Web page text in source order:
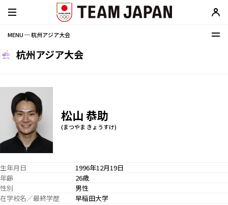
MENU ─ 杭州アジア大会
杭州アジア大会
松山 恭助
(まつやま きょうすけ)
生年月日
1996年12月19日
年齢
26歳
性別
男性
在学校名／最終学歴
早稲田大学